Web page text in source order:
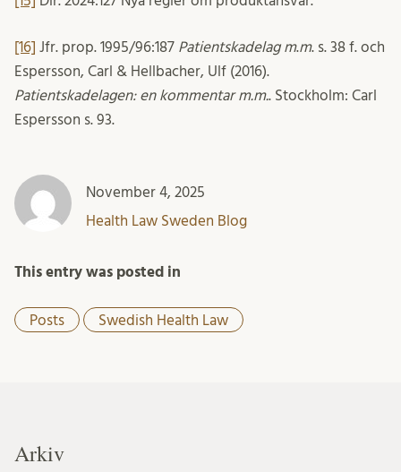
[16] Jfr. prop. 1995/96:187 Patientskadelag m.m. s. 38 f. och
Espersson, Carl & Hellbacher, Ulf (2016).
Patientskadelagen: en kommentar m.m.. Stockholm: Carl
Espersson s. 93.
November 4, 2025
Health Law Sweden Blog
This entry was posted in
Posts Swedish Health Law
Arkiv